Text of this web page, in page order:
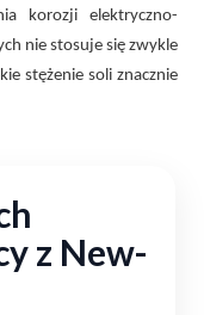
korozji elektryczno-
nie stosuje się zwykle
stężenie soli znacznie
z New-